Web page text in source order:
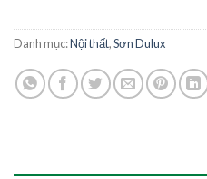
Danh mục:Nội thất,Sơn Dulux